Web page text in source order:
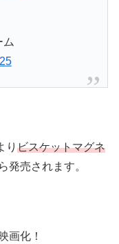
り ビスケットマグネ
発売されます。
画化！